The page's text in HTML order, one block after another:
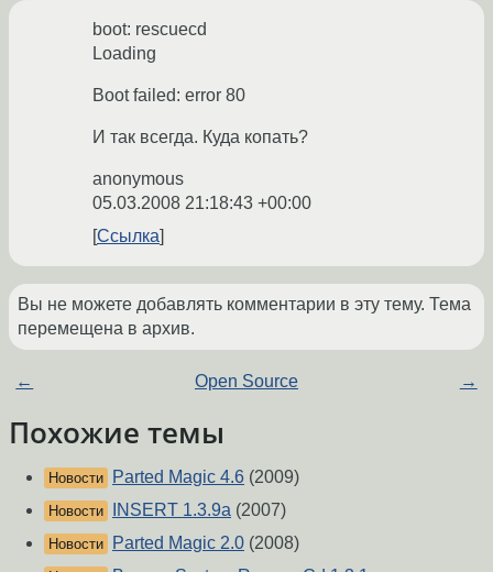
boot: rescuecd
Loading
Boot failed: error 80
И так всегда. Куда копать?
anonymous
05.03.2008 21:18:43 +00:00
Ссылка
Вы не можете добавлять комментарии в эту тему. Тема
перемещена в архив.
← Open Source →
Похожие темы
Новости Parted Magic 4.6 (2009)
Новости INSERT 1.3.9a (2007)
Новости Parted Magic 2.0 (2008)